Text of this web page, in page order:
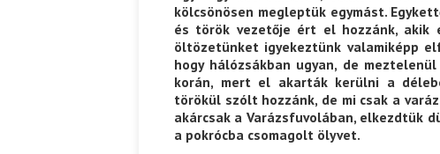
kölcsönösen megleptük egymást.
és török vezetője ért el hozzánk, akik
öltözetünket igyekeztünk valamiképp
hogy hálózsákban ugyan, de
korán, mert el akarták kerülni a
törökül szólt hozzánk, de mi csak a
akárcsak a Varázsfuvolában, elkezdtük
a pokrócba csomagolt ölyvet.